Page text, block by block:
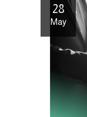
28
May